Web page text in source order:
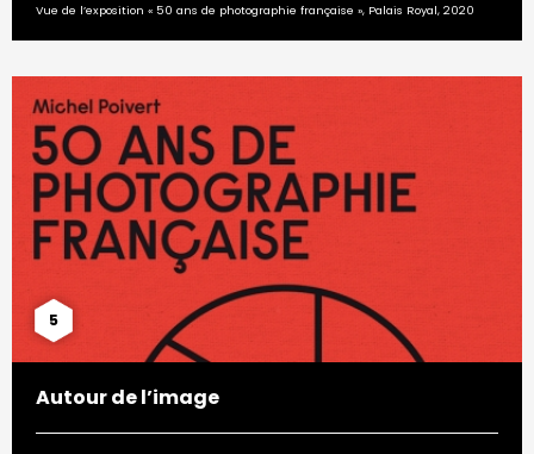
Vue de l’exposition « 50 ans de photographie française », Palais Royal, 2020
5
Autour de l’image